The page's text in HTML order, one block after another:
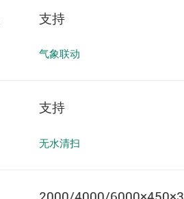
支持
气象联动
支持
无水清扫